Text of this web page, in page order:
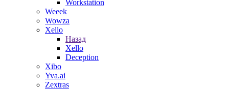
Workstation
Weeek
Wowza
Xello
Назад
Xello
Deception
Xibo
Yva.ai
Zextras